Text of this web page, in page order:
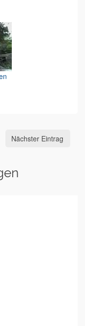
Nächster Eintrag